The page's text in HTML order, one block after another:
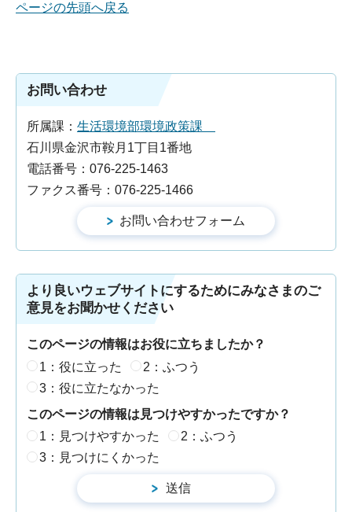
ページの先頭へ戻る
お問い合わせ
所属課： 生活環境部環境政策課
石川県金沢市鞍月1丁目1番地
電話番号：076-225-1463
ファクス番号：076-225-1466
より良いウェブサイトにするためにみなさまのご
意見をお聞かせください
このページの情報はお役に立ちましたか？
1：役に立った
2：ふつう
3：役に立たなかった
このページの情報は見つけやすかったですか？
1：見つけやすかった
2：ふつう
3：見つけにくかった